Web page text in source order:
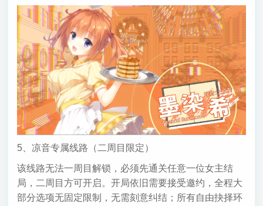
5、凉音专属线路（二周目限定）
该线路无法一周目解锁，必须先通关任意一位女主结
局，二周目方可开启。开局依旧需要接受邀约，全程大
部分选项无固定限制，无需刻意纠结；所有自由抉择环